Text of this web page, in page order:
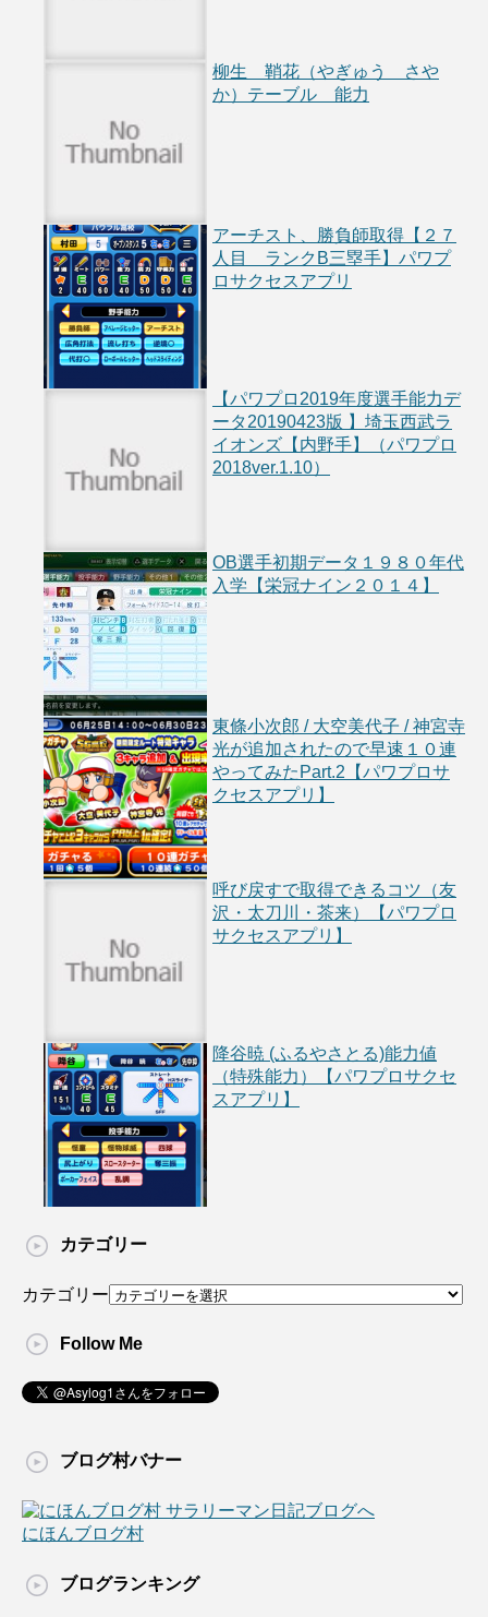
柳生 鞘花（やぎゅう さや
か）テーブル 能力
アーチスト、勝負師取得【２７
人目 ランクB三塁手】パワプ
ロサクセスアプリ
【パワプロ2019年度選手能力デ
ータ20190423版 】埼玉西武ラ
イオンズ【内野手】（パワプロ
2018ver.1.10）
OB選手初期データ１９８０年代
入学【栄冠ナイン２０１４】
東條小次郎 / 大空美代子 / 神宮寺
光が追加されたので早速１０連
やってみたPart.2【パワプロサ
クセスアプリ】
呼び戻すで取得できるコツ（友
沢・太刀川・茶来）【パワプロ
サクセスアプリ】
降谷暁 (ふるやさとる)能力値
（特殊能力）【パワプロサクセ
スアプリ】
カテゴリー
カテゴリー
Follow Me
ブログ村バナー
にほんブログ村
ブログランキング